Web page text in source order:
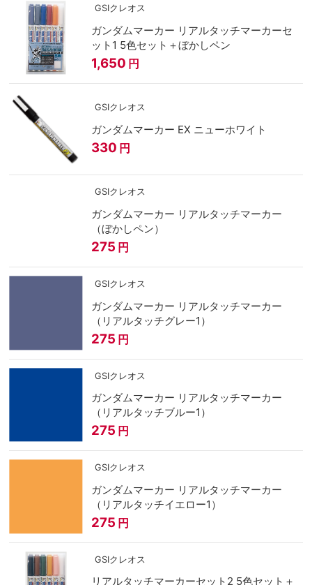
GSIクレオス
ガンダムマーカー リアルタッチマーカーセ
ット1 5色セット＋ぼかしペン
1,650 円
GSIクレオス
ガンダムマーカー EX ニューホワイト
330 円
GSIクレオス
ガンダムマーカー リアルタッチマーカー
（ぼかしペン）
275 円
GSIクレオス
ガンダムマーカー リアルタッチマーカー
（リアルタッチグレー1）
275 円
GSIクレオス
ガンダムマーカー リアルタッチマーカー
（リアルタッチブルー1）
275 円
GSIクレオス
ガンダムマーカー リアルタッチマーカー
（リアルタッチイエロー1）
275 円
GSIクレオス
リアルタッチマーカーセット2 5色セット＋